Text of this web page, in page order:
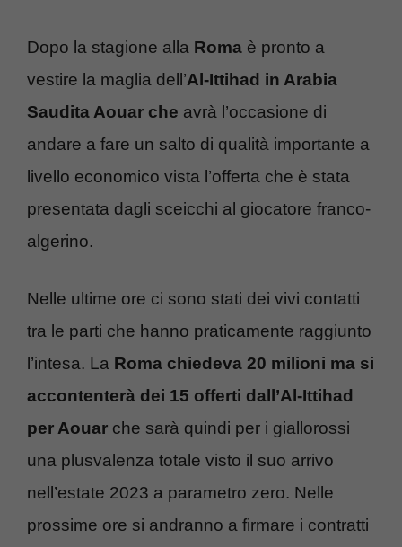
Dopo la stagione alla Roma è pronto a
vestire la maglia dell’Al-Ittihad in Arabia
Saudita Aouar che avrà l’occasione di
andare a fare un salto di qualità importante a
livello economico vista l’offerta che è stata
presentata dagli sceicchi al giocatore franco-
algerino.
Nelle ultime ore ci sono stati dei vivi contatti
tra le parti che hanno praticamente raggiunto
l’intesa. La Roma chiedeva 20 milioni ma si
accontenterà dei 15 offerti dall’Al-Ittihad
per Aouar che sarà quindi per i giallorossi
una plusvalenza totale visto il suo arrivo
nell’estate 2023 a parametro zero. Nelle
prossime ore si andranno a firmare i contratti